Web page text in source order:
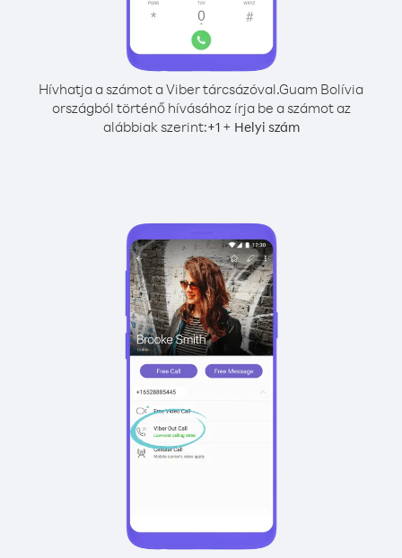
Hívhatja a számot a Viber tárcsázóval.Guam Bolívia
országból történő hívásához írja be a számot az
alábbiak szerint:+1+ Helyi szám